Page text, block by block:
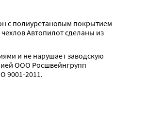
с полиуретановым покрытием
Автопилот сделаны из
и не нарушает заводскую
ООО Росшвейнгрупп
9001-2011.